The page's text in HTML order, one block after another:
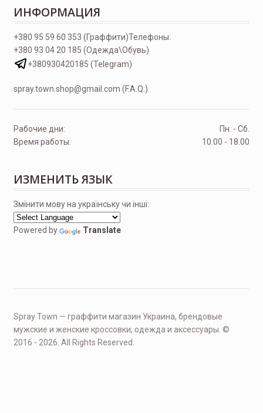
ИНФОРМАЦИЯ
Телефоны:
+380 95 59 60 353 (Граффити)
+380 93 04 20 185 (Одежда\Обувь)
+380930420185 (Telegram)
spray.town.shop@gmail.com (F.A.Q.)
Рабочие дни:
Пн. - Сб.
Время работы:
10.00 - 18.00
ИЗМЕНИТЬ ЯЗЫК
Змінити мову на українську чи інші:
Powered by Translate
Spray Town — граффити магазин Украина, брендовые
мужские и женские кроссовки, одежда и аксессуары. ©
2016 - 2026. All Rights Reserved.